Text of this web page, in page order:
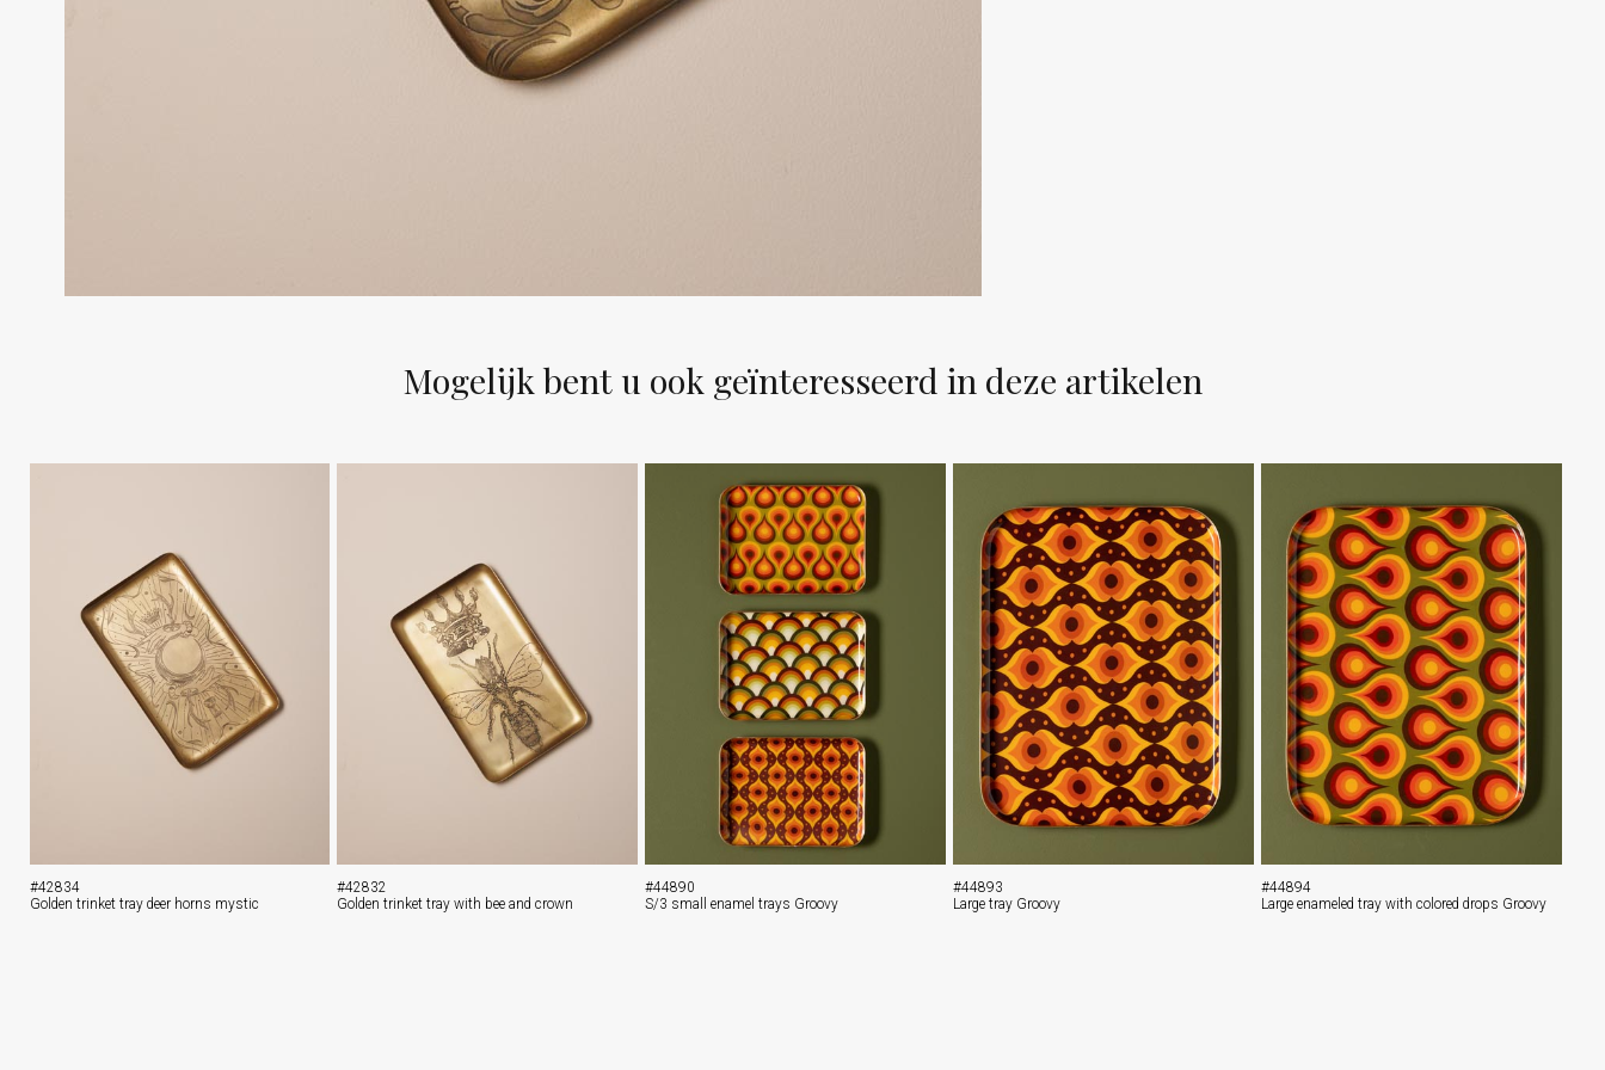
Mogelijk bent u ook geïnteresseerd in deze artikelen
#42834
Golden trinket tray deer horns mystic
#42832
Golden trinket tray with bee and crown
#44890
S/3 small enamel trays Groovy
#44893
Large tray Groovy
#44894
Large enameled tray with colored drops Groovy